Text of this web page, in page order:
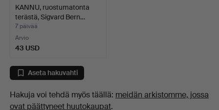
KANNU, ruostumatonta
terästä, Sigvard Bern…
7 päivää
Arvio
43 USD
Aseta hakuvahti
Hakuja voi tehdä myös täällä: meidän arkistomme, jossa
ovat päättyneet huutokaupat.